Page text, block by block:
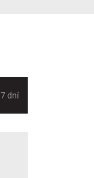
7 dní